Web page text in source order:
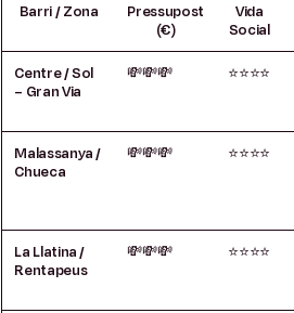
Barri / Zona
Pressupost
(€)
Vida
Social
Centre / Sol
– Gran Via
💸💸💸 ⭐⭐⭐⭐
Malassanya /
Chueca
💸💸💸 ⭐⭐⭐⭐
La Llatina /
Rentapeus
💸💸💸 ⭐⭐⭐⭐